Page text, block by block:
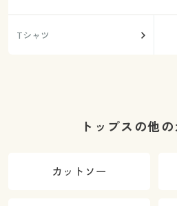
Tシャツ
トップスの他の
カットソー